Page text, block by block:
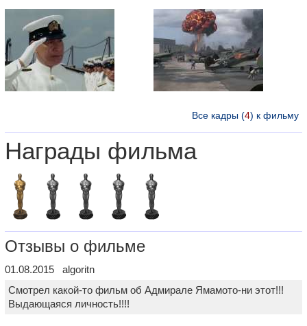
Все кадры (4) к фильму
Награды фильма
Отзывы о фильме
01.08.2015 algoritn
Смотрел какой-то фильм об Адмирале Ямамото-ни этот!!!
Выдающаяся личность!!!!